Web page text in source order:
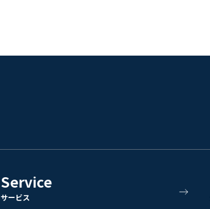
Service
サービス